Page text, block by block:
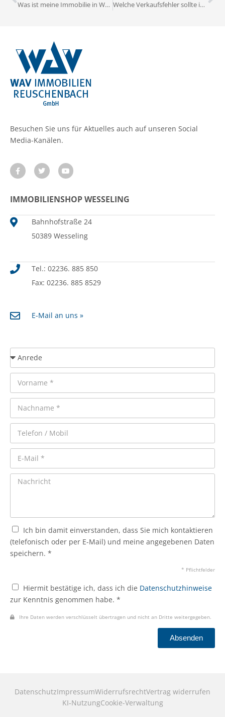
DatenschutzImpressumWiderrufsrechtVertrag widerrufen
KI‑NutzungCookie-Verwaltung
Was ist meine Immobilie in Weilerswist wert? Welche Verkaufsfehler sollte ich in Weilerswist vermeiden?
Besuchen Sie uns für Aktuelles auch auf unseren Social
Media-Kanälen.
IMMOBILIENSHOP WESSELING
Bahnhofstraße 24
50389 Wesseling
Tel.: 02236. 885 850
Fax: 02236. 885 8529
E-Mail an uns »
Ich bin damit einverstanden, dass Sie mich kontaktieren
(telefonisch oder per E-Mail) und meine angegebenen Daten
speichern. *
* Pflichtfelder
Hiermit bestätige ich, dass ich die Datenschutzhinweise
zur Kenntnis genommen habe. *
Ihre Daten werden verschlüsselt übertragen und nicht an Dritte weitergegeben.
Absenden